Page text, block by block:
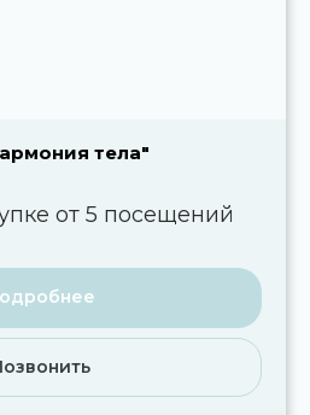
тела"
от 5 посещений